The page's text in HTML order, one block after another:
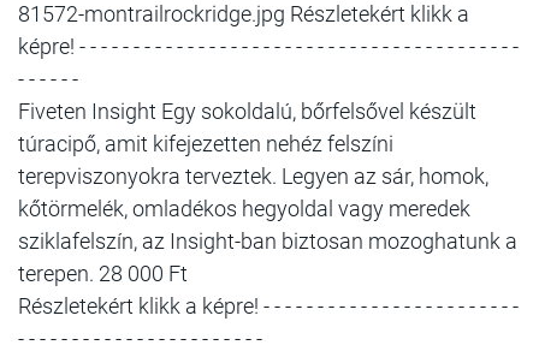
81572-montrailrockridge.jpg Részletekért klikk a
képre! - - - - - - - - - - - - - - - - - - - - - - - - - - - - - - - - - - - - - - - - -
- - - - - -
Fiveten Insight Egy sokoldalú, bőrfelsővel készült
túracipő, amit kifejezetten nehéz felszíni
terepviszonyokra terveztek. Legyen az sár, homok,
kőtörmelék, omladékos hegyoldal vagy meredek
sziklafelszín, az Insight-ban biztosan mozoghatunk a
terepen. 28 000 Ft
Részletekért klikk a képre! - - - - - - - - - - - - - - - - - - - - - - - -
- - - - - - - - - - - - - - - - - - - - - - -